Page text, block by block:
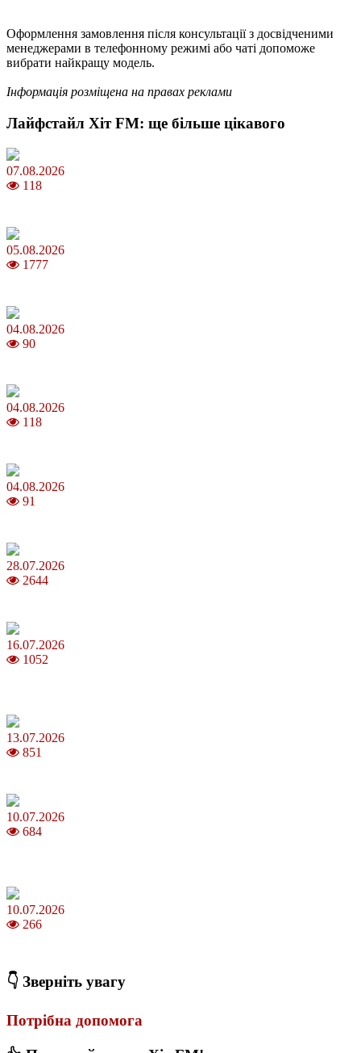
Оформлення замовлення після консультації з досвідченими
менеджерами в телефонному режимі або чаті допоможе
вибрати найкращу модель.
Інформація розміщена на правах реклами
Лайфстайл Хіт FM: ще більше цікавого
07.08.2026
118
05.08.2026
1777
04.08.2026
90
04.08.2026
118
04.08.2026
91
28.07.2026
2644
16.07.2026
1052
13.07.2026
851
10.07.2026
684
10.07.2026
266
👇 Зверніть увагу
Потрібна допомога